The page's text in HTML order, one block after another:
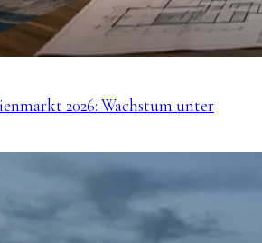
2026: Wachstum unter